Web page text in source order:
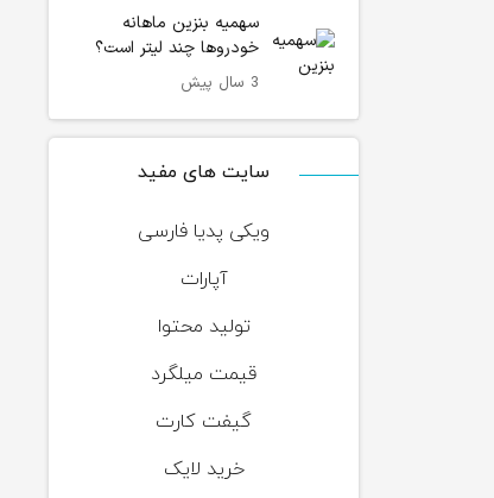
سهمیه بنزین ماهانه
خودروها چند لیتر است؟
3 سال پیش
سایت های مفید
ویکی پدیا فارسی
آپارات
تولید محتوا
قیمت میلگرد
گیفت کارت
خرید لایک